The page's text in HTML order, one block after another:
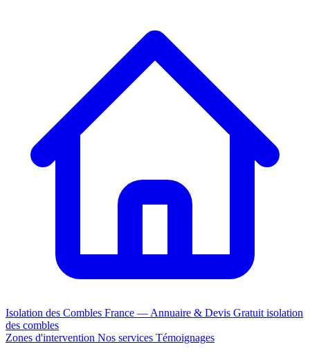
Isolation des Combles France — Annuaire & Devis Gratuit isolation
des combles
Zones d'intervention Nos services Témoignages